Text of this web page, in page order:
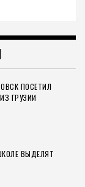
ПОСЕТИЛ
ГРУЗИИ
ВЫДЕЛЯТ